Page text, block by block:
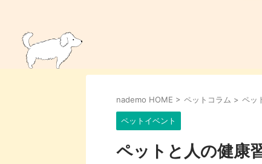
犬のこと
犬のしつけ
犬のア
猫のこと
猫のしつけ
猫のア
ペットフ
nademo HOME > ペットコラム > ペッ
ペットイベント
ペットと人の健康